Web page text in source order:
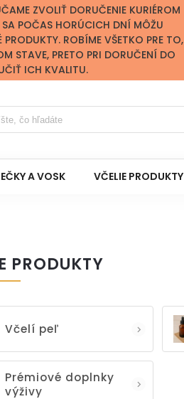
ZVOLIŤ DORUČENIE KURIÉROM
SA POČAS HORÚCICH DNÍ MÔŽU
ROBÍME VŠETKO PRE TO,
STAVE, PRETO PRI DORUČENÍ DO
ICH KVALITU.
A VOSK VČELIE PRODUKTY
PRODUKTY
Včelí peľ
Prémiové doplnky
výživy